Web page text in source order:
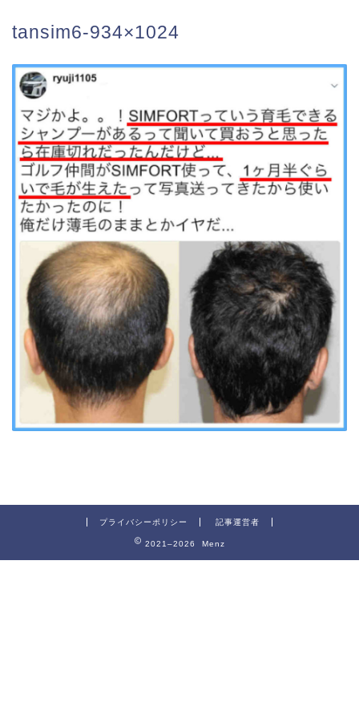
tansim6-934×1024
プライバシーポリシー 記事運営者
2021–2026 Menz